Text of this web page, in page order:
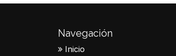
Navegación
Inicio